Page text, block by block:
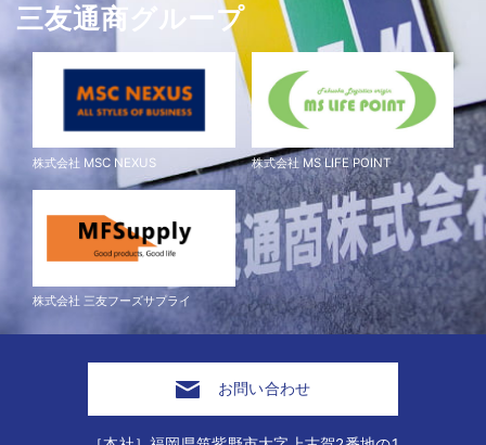
三友通商グループ
株式会社 MSC NEXUS 株式会社 MS LIFE POINT
株式会社 三友フーズサプライ
お問い合わせ